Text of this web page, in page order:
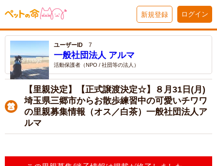
新規登録 ログイン
ユーザーID 7
一般社団法人 アルマ
活動保護者（NPO / 社団等の法人）
【里親決定】【正式譲渡決定☆】８月31日(月)
埼玉県三郷市からお散歩練習中の可愛いチワワ
の里親募集情報（オス／白茶）一般社団法人ア
ルマ